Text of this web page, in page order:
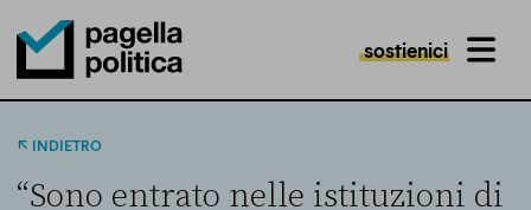
Pagella Politica Logo
sostienici MENU
INDIETRO
“Sono entrato nelle istituzioni di